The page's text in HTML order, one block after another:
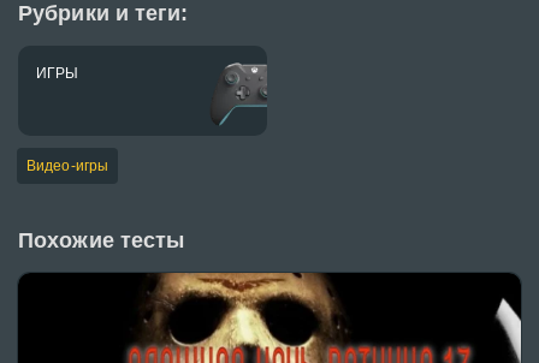
Рубрики и теги:
ИГРЫ
Видео-игры
Похожие тесты